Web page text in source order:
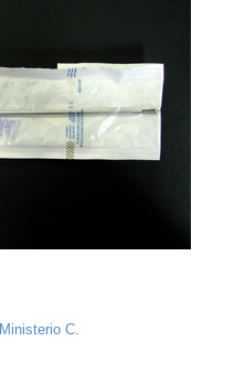
Ministerio C.